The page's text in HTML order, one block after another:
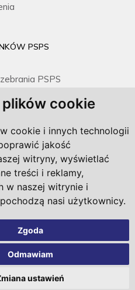
cookie
cookie i innych technologii
jakość
witryny, wyświetlać
treści i reklamy,
w naszej witrynie i
nasi użytkownicy.
Zgoda
Odmawiam
ustawień
PSPS
PSPS
Sprawozdania
na mapce PSPS
Kontakt Cookies